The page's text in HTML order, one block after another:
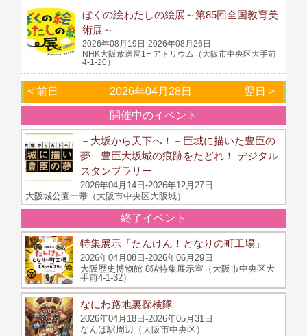
ぼくの絵わたしの絵展～第85回全国教育美
術展～
2026年08月19日-2026年08月26日
NHK大阪放送局1F アトリウム（大阪市中央区大手前
4-1-20）
< 前日 2026年04月28日 翌日 >
開催中のイベント
－大坂から天下へ！－巨城に描いた豊臣の
夢 豊臣大坂城の痕跡をたどれ！ デジタル
スタンプラリー
2026年04月14日-2026年12月27日
大阪城公園一帯（大阪市中央区大阪城）
終了イベント
特集展示「たんけん！となりの町工場」
2026年04月08日-2026年06月29日
大阪歴史博物館 8階特集展示室（大阪市中央区大
手前4-1-32）
なにわ路地裏探検隊
2026年04月18日-2026年05月31日
なんば駅周辺（大阪市中央区）